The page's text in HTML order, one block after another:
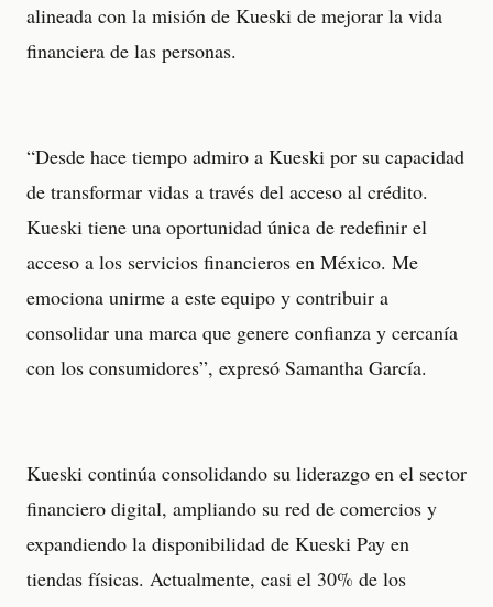
alineada con la misión de Kueski de mejorar la vida
financiera de las personas.
“Desde hace tiempo admiro a Kueski por su capacidad
de transformar vidas a través del acceso al crédito.
Kueski tiene una oportunidad única de redefinir el
acceso a los servicios financieros en México. Me
emociona unirme a este equipo y contribuir a
consolidar una marca que genere confianza y cercanía
con los consumidores”, expresó Samantha García.
Kueski continúa consolidando su liderazgo en el sector
financiero digital, ampliando su red de comercios y
expandiendo la disponibilidad de Kueski Pay en
tiendas físicas. Actualmente, casi el 30% de los